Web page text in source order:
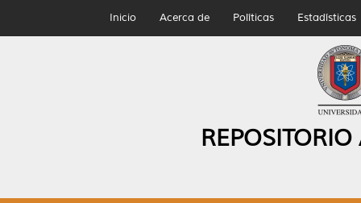
Inicio Acerca de Políticas Estadísticas